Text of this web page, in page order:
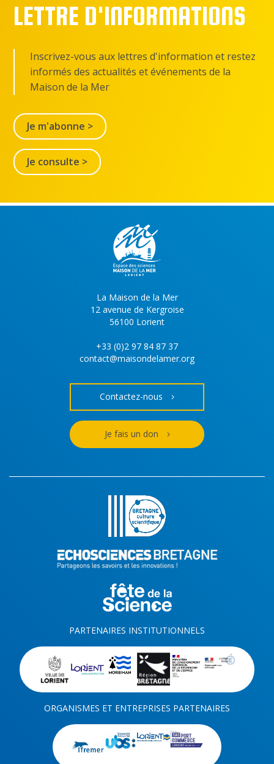
LETTRE D'INFORMATIONS
Inscrivez-vous aux lettres d'information et restez
informés des actualités et événements de la
Maison de la Mer
Je m'abonne >
Je consulte >
La Maison de la Mer
12 avenue de Kergroise
56100 Lorient
+33 (0)2 97 84 87 37
contact@maisondelamer.org
Contactez-nous
Je fais un don
PARTENAIRES INSTITUTIONNELS
ORGANISMES ET ENTREPRISES PARTENAIRES